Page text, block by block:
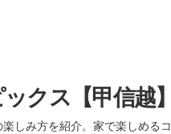
クス【甲信越】
しみ方を紹介。家で楽しめるコ